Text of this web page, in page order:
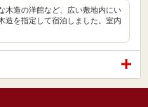
木造の洋館など、広い敷地内にい
造を指定して宿泊しました。室内